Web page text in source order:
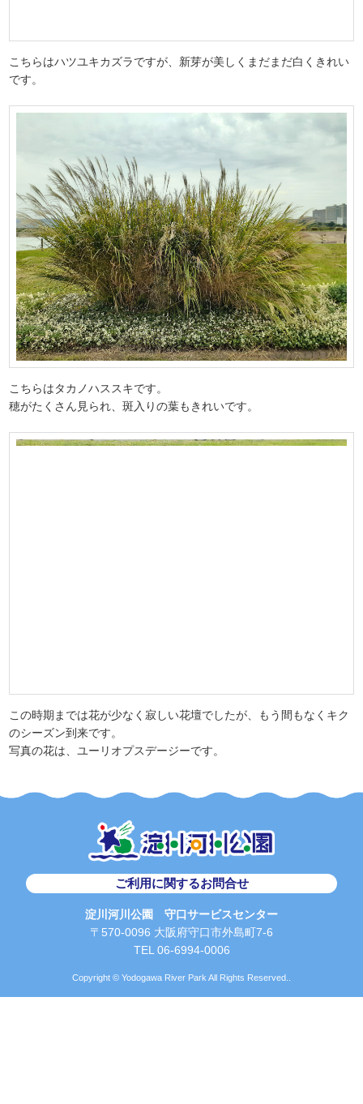
こちらはハツユキカズラですが、新芽が美しくまだまだ白くきれい
です。
こちらはタカノハススキです。
穂がたくさん見られ、斑入りの葉もきれいです。
この時期までは花が少なく寂しい花壇でしたが、もう間もなくキク
のシーズン到来です。
写真の花は、ユーリオプスデージーです。
ご利用に関するお問合せ
淀川河川公園 守口サービスセンター
〒570-0096 大阪府守口市外島町7-6
TEL 06-6994-0006
Copyright © Yodogawa River Park All Rights Reserved..